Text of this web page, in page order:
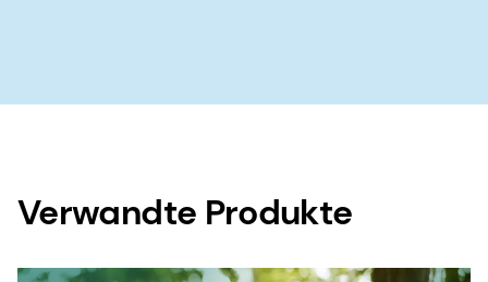
Verwandte Produkte